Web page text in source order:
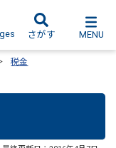
さがす MENU
税金